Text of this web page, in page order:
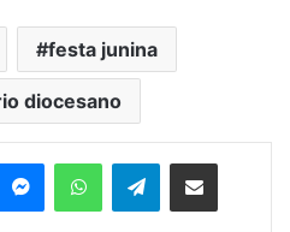
festa junina
diocesano
Telegram